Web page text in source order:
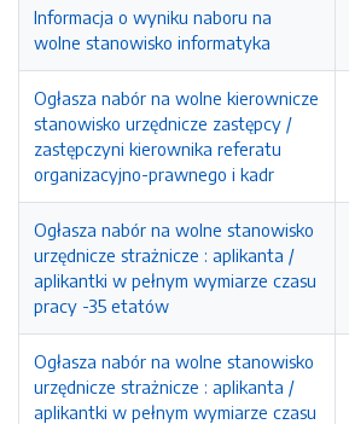
Informacja o wyniku naboru na
wolne stanowisko informatyka
Ogłasza nabór na wolne kierownicze
stanowisko urzędnicze zastępcy /
zastępczyni kierownika referatu
organizacyjno-prawnego i kadr
Ogłasza nabór na wolne stanowisko
urzędnicze strażnicze : aplikanta /
aplikantki w pełnym wymiarze czasu
pracy -35 etatów
Ogłasza nabór na wolne stanowisko
urzędnicze strażnicze : aplikanta /
aplikantki w pełnym wymiarze czasu